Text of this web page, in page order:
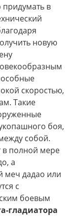
в
новую
скоростью,
Такие
боя,
собой.
в полной мере
а
меч дадао или
с
боевым
гладиатора